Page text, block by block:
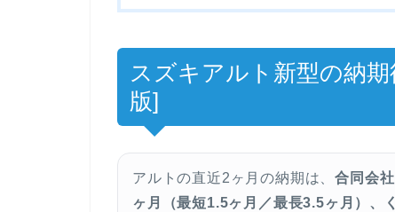
スズキアルト新型の納
版]
アルトの直近2ヶ月の納期は、合同会
ヶ月（最短1.5ヶ月／最長3.5ヶ月）、